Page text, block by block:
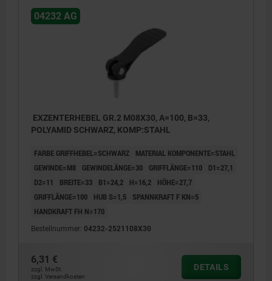
04232 AG
EXZENTERHEBEL GR.2 M08X30, A=100, B=33,
POLYAMID SCHWARZ, KOMP:STAHL
FARBE GRIFFHEBEL=SCHWARZ
MATERIAL KOMPONENTE=STAHL
GEWINDE=M8
GEWINDELÄNGE=30 GRIFFLÄNGE=110
D1=27,1
D2=11
BREITE=33 B1=24,2 H=16,2
HÖHE=27,7
GRIFFLÄNGE=100
HUB S=1,5
SPANNKRAFT F KN=5
HANDKRAFT FH N=170
Bestellnummer: 04232-2521108X30
6,31 €
zzgl. MwSt.
zzgl. Versandkosten
DETAILS